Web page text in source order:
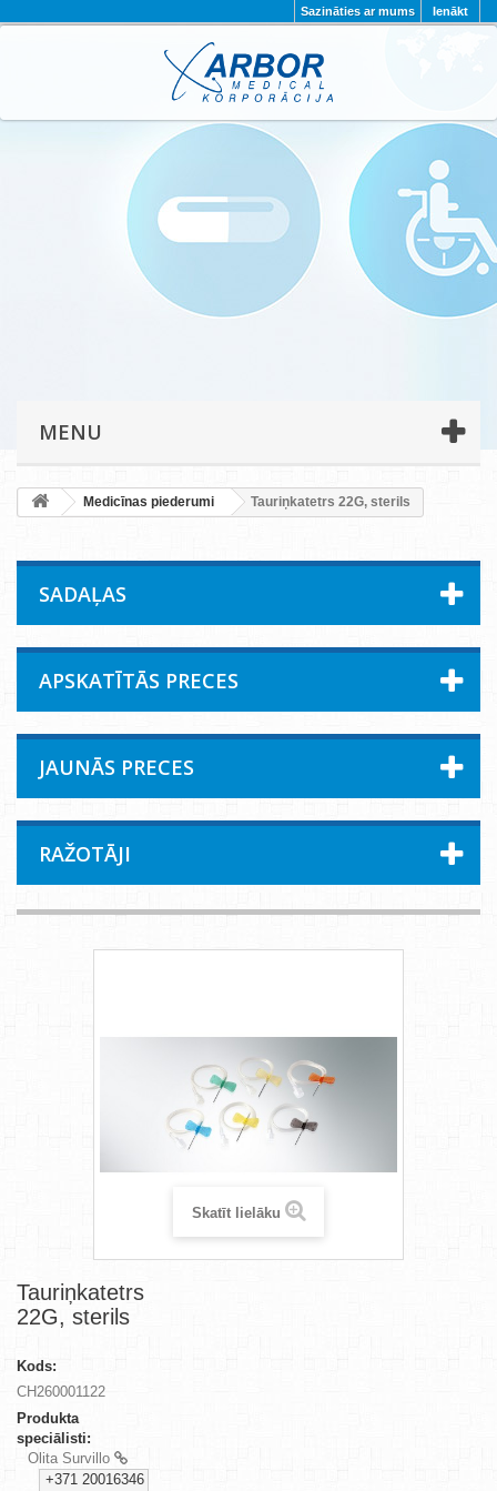
Ienākt
Sazināties ar mums
PAR MUMS PROJEKTI
KONTAKTI
PRIVĀTUMA POLITIKA
MENU
Medicīnas piederumi Tauriņkatetrs 22G, sterils
SADAĻAS
APSKATĪTĀS PRECES
JAUNĀS PRECES
RAŽOTĀJI
Skatīt lielāku
Tauriņkatetrs
22G, sterils
Kods:
CH260001122
Produkta
speciālisti:
Olita Survillo
+371 20016346